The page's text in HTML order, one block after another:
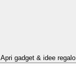
Apri gadget & idee regalo